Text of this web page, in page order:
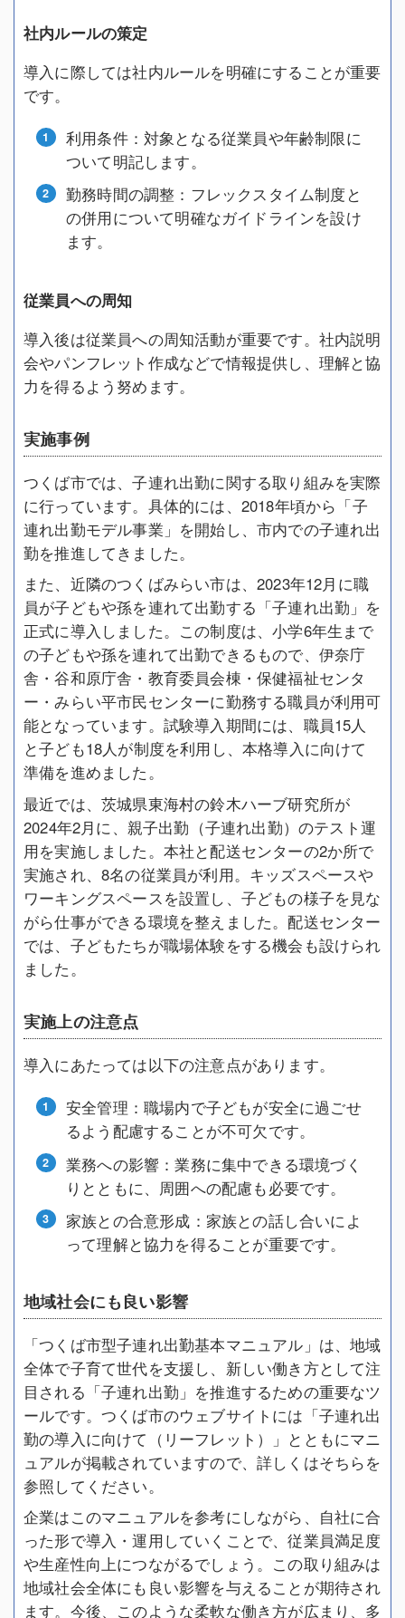
社内ルールの策定
導入に際しては社内ルールを明確にすることが重要
です。
利用条件：対象となる従業員や年齢制限に
ついて明記します。
勤務時間の調整：フレックスタイム制度と
の併用について明確なガイドラインを設け
ます。
従業員への周知
導入後は従業員への周知活動が重要です。社内説明
会やパンフレット作成などで情報提供し、理解と協
力を得るよう努めます。
実施事例
つくば市では、子連れ出勤に関する取り組みを実際
に行っています。具体的には、2018年頃から「子
連れ出勤モデル事業」を開始し、市内での子連れ出
勤を推進してきました。
また、近隣のつくばみらい市は、2023年12月に職
員が子どもや孫を連れて出勤する「子連れ出勤」を
正式に導入しました。この制度は、小学6年生まで
の子どもや孫を連れて出勤できるもので、伊奈庁
舎・谷和原庁舎・教育委員会棟・保健福祉センタ
ー・みらい平市民センターに勤務する職員が利用可
能となっています。試験導入期間には、職員15人
と子ども18人が制度を利用し、本格導入に向けて
準備を進めました。
最近では、茨城県東海村の鈴木ハーブ研究所が
2024年2月に、親子出勤（子連れ出勤）のテスト運
用を実施しました。本社と配送センターの2か所で
実施され、8名の従業員が利用。キッズスペースや
ワーキングスペースを設置し、子どもの様子を見な
がら仕事ができる環境を整えました。配送センター
では、子どもたちが職場体験をする機会も設けられ
ました。
実施上の注意点
導入にあたっては以下の注意点があります。
安全管理：職場内で子どもが安全に過ごせ
るよう配慮することが不可欠です。
業務への影響：業務に集中できる環境づく
りとともに、周囲への配慮も必要です。
家族との合意形成：家族との話し合いによ
って理解と協力を得ることが重要です。
地域社会にも良い影響
「つくば市型子連れ出勤基本マニュアル」は、地域
全体で子育て世代を支援し、新しい働き方として注
目される「子連れ出勤」を推進するための重要なツ
ールです。つくば市のウェブサイトには「子連れ出
勤の導入に向けて（リーフレット）」とともにマニ
ュアルが掲載されていますので、詳しくはそちらを
参照してください。
企業はこのマニュアルを参考にしながら、自社に合
った形で導入・運用していくことで、従業員満足度
や生産性向上につながるでしょう。この取り組みは
地域社会全体にも良い影響を与えることが期待され
ます。今後、このような柔軟な働き方が広まり、多